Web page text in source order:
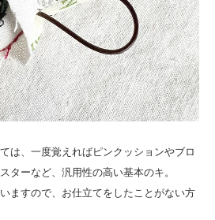
は、一度覚えればピンクッションやブロ
ターなど、汎用性の高い基本のキ。
ますので、お仕立てをしたことがない方